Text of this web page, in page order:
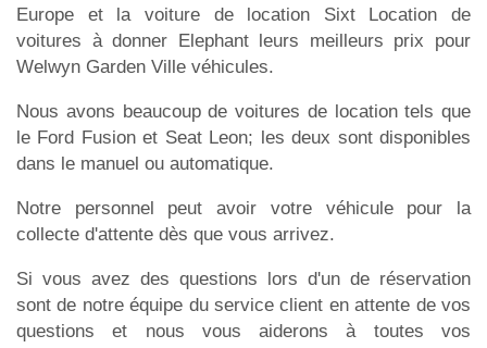
Europe et la voiture de location Sixt Location de
voitures à donner Elephant leurs meilleurs prix pour
Welwyn Garden Ville véhicules.
Nous avons beaucoup de voitures de location tels que
le Ford Fusion et Seat Leon; les deux sont disponibles
dans le manuel ou automatique.
Notre personnel peut avoir votre véhicule pour la
collecte d'attente dès que vous arrivez.
Si vous avez des questions lors d'un de réservation
sont de notre équipe du service client en attente de vos
questions et nous vous aiderons à toutes vos